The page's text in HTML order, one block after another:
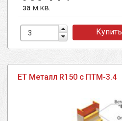
за м.кв.
Купить
ЕТ Металл R150 с ПТМ-3.4